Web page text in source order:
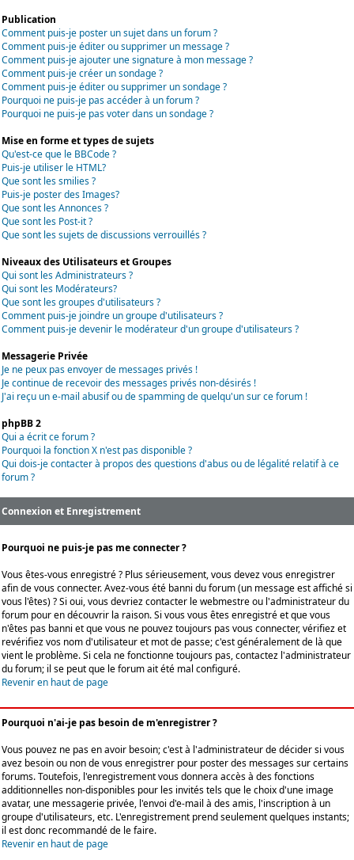
Publication
Comment puis-je poster un sujet dans un forum ?
Comment puis-je éditer ou supprimer un message ?
Comment puis-je ajouter une signature à mon message ?
Comment puis-je créer un sondage ?
Comment puis-je éditer ou supprimer un sondage ?
Pourquoi ne puis-je pas accéder à un forum ?
Pourquoi ne puis-je pas voter dans un sondage ?
Mise en forme et types de sujets
Qu'est-ce que le BBCode ?
Puis-je utiliser le HTML?
Que sont les smilies ?
Puis-je poster des Images?
Que sont les Annonces ?
Que sont les Post-it ?
Que sont les sujets de discussions verrouillés ?
Niveaux des Utilisateurs et Groupes
Qui sont les Administrateurs ?
Qui sont les Modérateurs?
Que sont les groupes d'utilisateurs ?
Comment puis-je joindre un groupe d'utilisateurs ?
Comment puis-je devenir le modérateur d'un groupe d'utilisateurs ?
Messagerie Privée
Je ne peux pas envoyer de messages privés !
Je continue de recevoir des messages privés non-désirés !
J'ai reçu un e-mail abusif ou de spamming de quelqu'un sur ce forum !
phpBB 2
Qui a écrit ce forum ?
Pourquoi la fonction X n'est pas disponible ?
Qui dois-je contacter à propos des questions d'abus ou de légalité relatif à ce
forum ?
Connexion et Enregistrement
Pourquoi ne puis-je pas me connecter ?
Vous êtes-vous enregistré ? Plus sérieusement, vous devez vous enregistrer
afin de vous connecter. Avez-vous été banni du forum (un message est affiché si
vous l'êtes) ? Si oui, vous devriez contacter le webmestre ou l'administrateur du
forum pour en découvrir la raison. Si vous vous êtes enregistré et que vous
n'êtes pas banni et que vous ne pouvez toujours pas vous connecter, vérifiez et
revérifiez vos nom d'utilisateur et mot de passe; c'est généralement de là que
vient le problème. Si cela ne fonctionne toujours pas, contactez l'administrateur
du forum; il se peut que le forum ait été mal configuré.
Revenir en haut de page
Pourquoi n'ai-je pas besoin de m'enregistrer ?
Vous pouvez ne pas en avoir besoin; c'est à l'administrateur de décider si vous
avez besoin ou non de vous enregistrer pour poster des messages sur certains
forums. Toutefois, l'enregistrement vous donnera accès à des fonctions
additionnelles non-disponibles pour les invités tels que le choix d'une image
avatar, une messagerie privée, l'envoi d'e-mail à des amis, l'inscription à un
groupe d'utilisateurs, etc. L'enregistrement prend seulement quelques instants;
il est donc recommandé de le faire.
Revenir en haut de page